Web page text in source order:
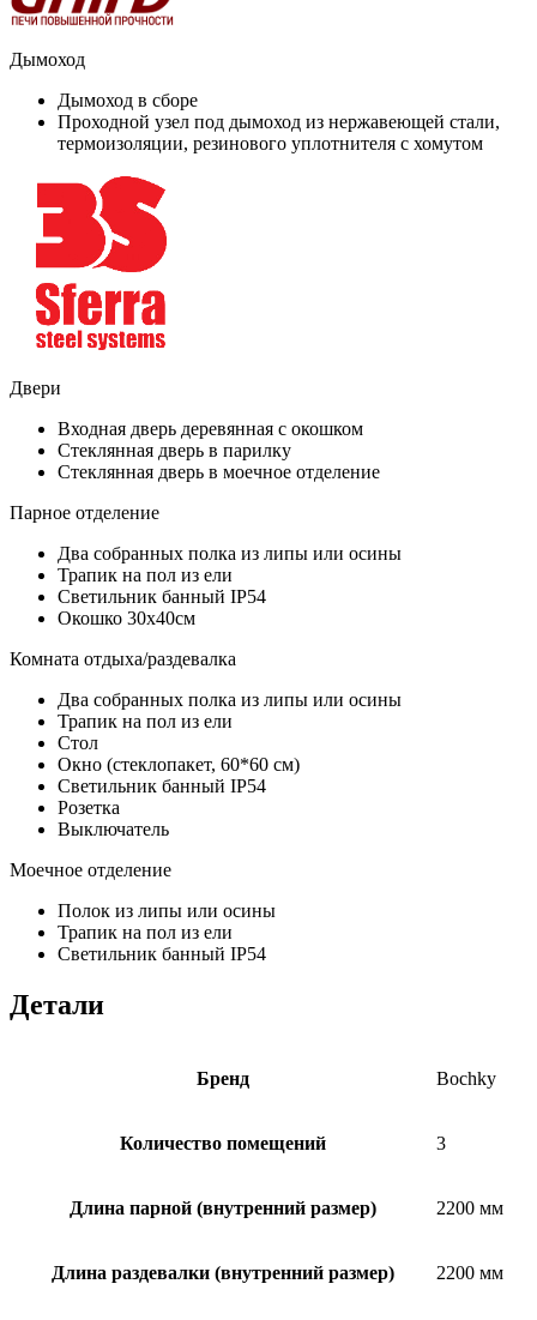
Дымоход
Дымоход в сборе
Проходной узел под дымоход из нержавеющей стали,
термоизоляции, резинового уплотнителя с хомутом
Двери
Входная дверь деревянная с окошком
Стеклянная дверь в парилку
Стеклянная дверь в моечное отделение
Парное отделение
Два собранных полка из липы или осины
Трапик на пол из ели
Светильник банный IP54
Окошко 30х40см
Комната отдыха/раздевалка
Два собранных полка из липы или осины
Трапик на пол из ели
Стол
Окно (стеклопакет, 60*60 см)
Светильник банный IP54
Розетка
Выключатель
Моечное отделение
Полок из липы или осины
Трапик на пол из ели
Светильник банный IP54
Детали
Бренд Bochky
Количество помещений 3
Длина парной (внутренний размер) 2200 мм
Длина раздевалки (внутренний размер) 2200 мм